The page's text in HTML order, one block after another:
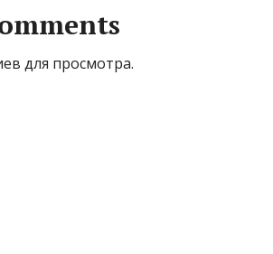
для просмотра.